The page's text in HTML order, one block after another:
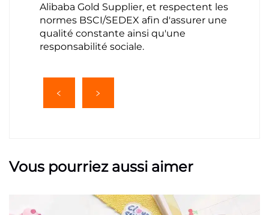
Alibaba Gold Supplier, et respectent les
normes BSCI/SEDEX afin d'assurer une
qualité constante ainsi qu'une
responsabilité sociale.
Vous pourriez aussi aimer